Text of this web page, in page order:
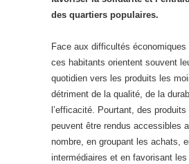
des quartiers populaires.
Face aux difficultés
ces habitants orientent souvent
quotidien vers les produits les
détriment de la qualité, de la
l’efficacité. Pourtant, des
peuvent être rendus accessibles
nombre, en groupant les achats,
intermédiaires et en favorisant